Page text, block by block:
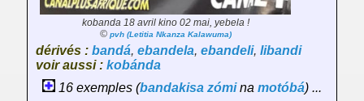
kobanda 18 avril kino 02 mai, yebela !
© pvh (Letitia Nkanza Kalawuma)
dérivés : bandá, ebandela, ebandeli, libandi
voir aussi : kobánda
16 exemples (bandakisa zómina motóbá) ...